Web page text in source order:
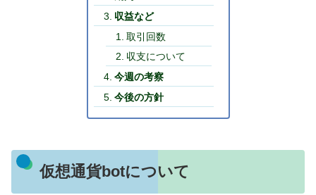
収益など
取引回数
収支について
今週の考察
今後の方針
仮想通貨botについて